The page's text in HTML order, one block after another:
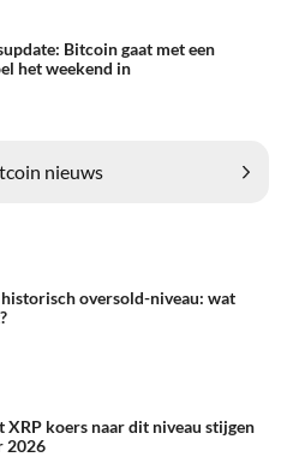
Bitcoin gaat met een
het weekend in
nieuws
oversold-niveau: wat
XRP koers naar dit niveau stijgen
2026